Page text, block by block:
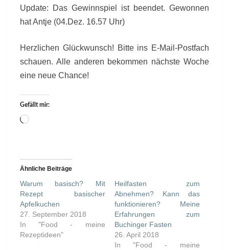
Update: Das Gewinnspiel ist beendet. Gewonnen
hat Antje (04.Dez. 16.57 Uhr)
Herzlichen Glückwunsch! Bitte ins E-Mail-Postfach
schauen. Alle anderen bekommen nächste Woche
eine neue Chance!
Gefällt mir:
Wird
Ähnliche Beiträge
Warum basisch? Mit
Rezept basischer
Apfelkuchen
27. September 2018
In "Food - meine
Rezeptideen"
Heilfasten zum
Abnehmen? Kann das
funktionieren? Meine
Erfahrungen zum
Buchinger Fasten
26. April 2018
In "Food - meine